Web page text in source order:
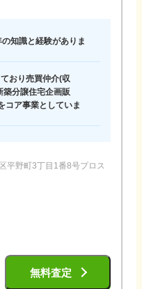
知識と経験がありま
おり売買仲介(収
築分譲住宅企画販
コア事業としていま
平野町3丁目1番8号プロス
無料査定